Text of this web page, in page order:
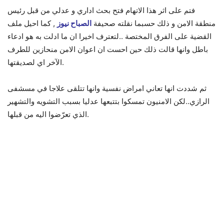
فتم على اثر هذا الاتهام فتح بحث اداري و عدلي من قبل رئيس
منطقة الامن و ذلك حسبما نقلته صحيفة الصباح نيوز , كما احيل ملف
القضية على الفرق المختصة ..لتعترف اخيرا ان ما ادلت به هو ادعاء
باطل وانها قالت ذلك حين احست ان اعوان الامن منحازين للطرف
الآخر اي لصديقتها.
ثم شددت انها تعاني امراض نفسية وانها تتلقى علاجا في مسشفى
الرازي..لكن الامنيون تمسكوا بتتبعها عدليا بسبب التشويه والتشهير
الذي تعرّضوا اليه من قبلها.